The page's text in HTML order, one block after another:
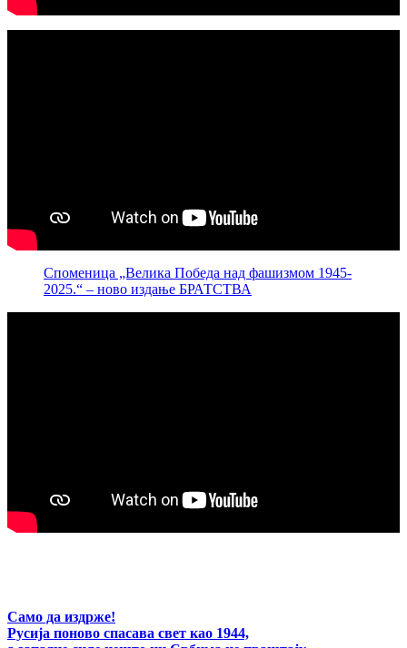
Споменица „Велика Победа над фашизмом 1945-
2025.“ – ново издање БРАТСТВА
Само да издрже!
Русија поново спасава свет као 1944,